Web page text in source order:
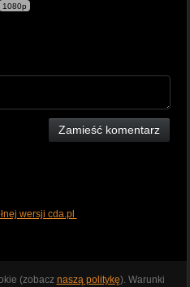
1080p
Zamieść komentarz
wersji cda.pl
(zobacz naszą politykę). Warunki